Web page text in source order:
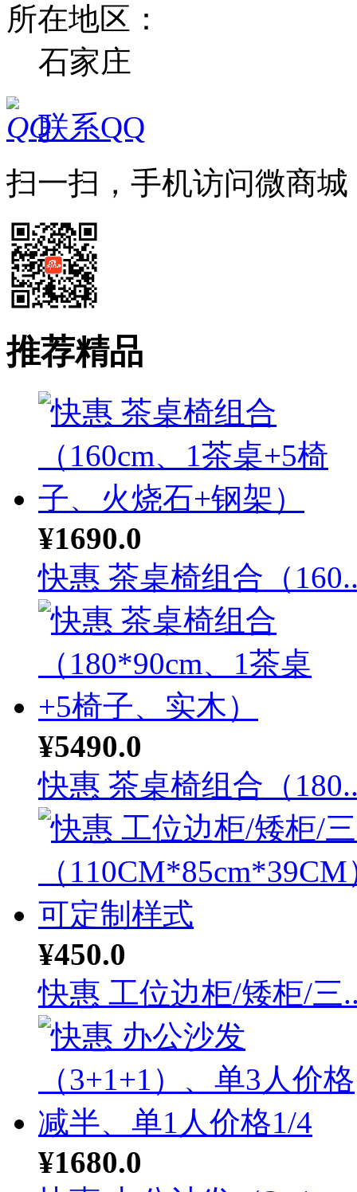
所在地区：
石家庄
联系QQ
扫一扫，手机访问微商城
推荐精品
¥1690.0
快惠 茶桌椅组合（
¥5490.0
快惠 茶桌椅组合（
¥450.0
快惠 工位边柜/矮柜/三
¥1680.0